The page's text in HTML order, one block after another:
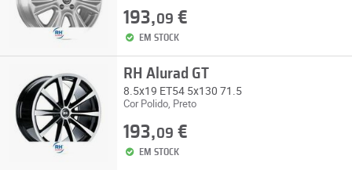
193,09 €
EM STOCK
RH Alurad GT
8.5x19 ET54 5x130 71.5
Cor Polido, Preto
193,09 €
EM STOCK